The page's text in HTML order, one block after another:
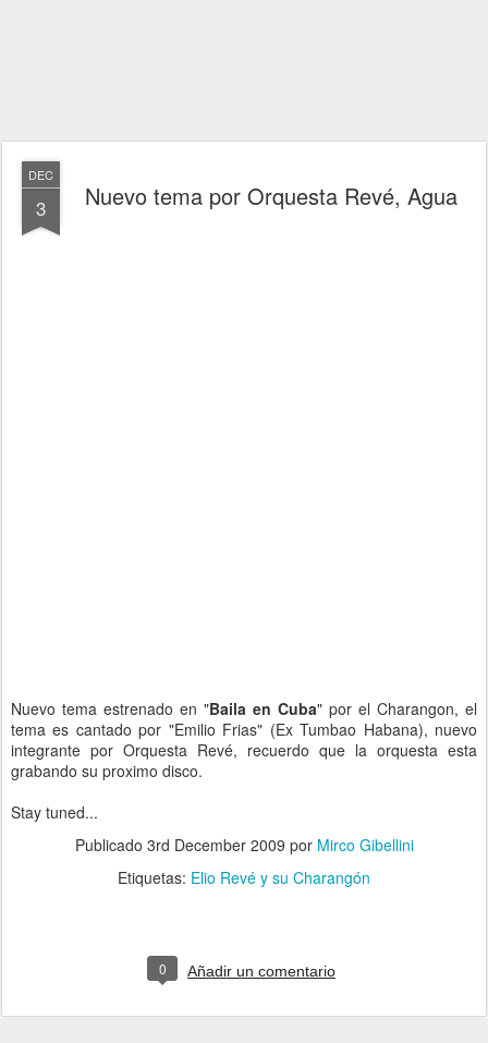
DEC
3 Nuevo tema por Orquesta Revé, Agua
Nuevo tema estrenado en "Baila en Cuba" por el Charangon, el
tema es cantado por "Emilio Frias" (Ex Tumbao Habana), nuevo
integrante por Orquesta Revé, recuerdo que la orquesta esta
grabando su proximo disco.
Stay tuned...
Publicado 3rd December 2009 por Mirco Gibellini
Etiquetas: Elio Revé y su Charangón
0 Añadir un comentario